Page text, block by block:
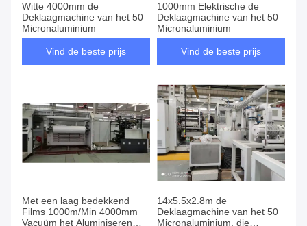
Witte 4000mm de
Deklaagmachine van het 50
Micronaluminium
Vind de beste prijs
1000mm Elektrische de
Deklaagmachine van het 50
Micronaluminium
Vind de beste prijs
Met een laag bedekkend
Films 1000m/Min 4000mm
Vacuüm het Aluminiseren
14x5.5x2.8m de
Deklaagmachine van het 50
Micronaluminium, die